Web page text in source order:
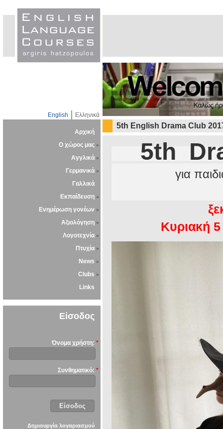
English Ελληνικά
Αρχική
Ο χώρος μας
Αγγλικά
Γερμανικά
Γαλλικά
Εκπαίδευση
Ενημέρωση γονέων
Αξιολόγηση
Λογοτεχνία
Πτυχία
News
Clubs
Links
Είσοδος
Όνομα χρήστη: *
Συνθηματικό: *
Δημιουργία λογαριασμού
5th English Drama Club
5th
για
Κυριακή